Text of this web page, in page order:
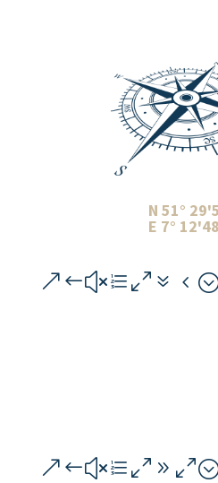
N 51°
E 7°